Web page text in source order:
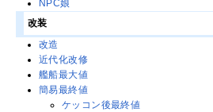
NPC娘
改装
改造
近代化改修
艦船最大値
簡易最終値
ケッコン後最終値